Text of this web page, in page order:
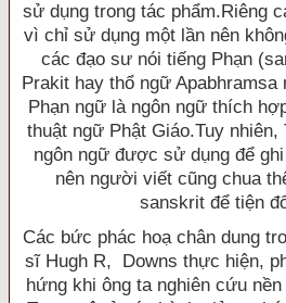
sử dụng trong tác phẩm.Riêng
vì chỉ sử dụng một lần nên
các đạo sư nói tiếng Phạn
Prakit hay thổ ngữ Apabhramsa
Phạn ngữ là ngôn ngữ thích
thuật ngữ Phật Giáo.Tuy
ngôn ngữ được sử dụng để
nên người viết cũng chua
sanskrit để tiện
Các bức phác hoạ chân dung
sĩ Hugh R, Downs thực hiện,
hứng khi ông ta nghiên cứu